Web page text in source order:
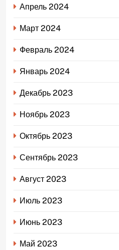
Апрель 2024
Март 2024
Февраль 2024
Январь 2024
Декабрь 2023
Ноябрь 2023
Октябрь 2023
Сентябрь 2023
Август 2023
Июль 2023
Июнь 2023
Май 2023